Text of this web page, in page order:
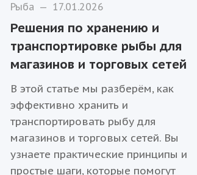
Рыба — 17.01.2026
Решения по хранению и
транспортировке рыбы для
магазинов и торговых сетей
В этой статье мы разберём, как
эффективно хранить и
транспортировать рыбу для
магазинов и торговых сетей. Вы
узнаете практические принципы и
простые шаги, которые помогут